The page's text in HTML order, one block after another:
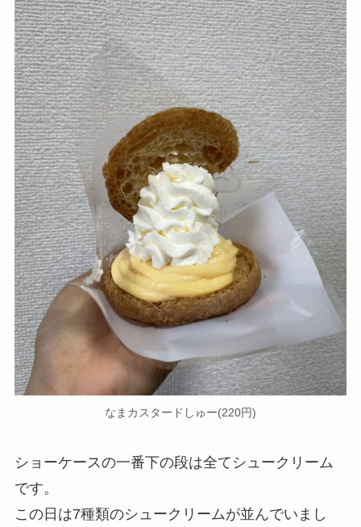
なまカスタードしゅー(220円)
ショーケースの一番下の段は全てシュークリーム
です。
この日は7種類のシュークリームが並んでいまし